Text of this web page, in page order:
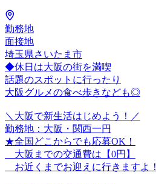
勤務地
面接地
埼玉県さいたま市
◆休日は大阪の街を満喫
話題のスポットに行ったり
大阪グルメの食べ歩きなども◎
＼大阪で新生活はじめよう！／
勤務地：大阪・関西一円
★全国どこからでも応募OK！
大阪までの交通費は【0円】
お近くまでお迎えに行きますよ！